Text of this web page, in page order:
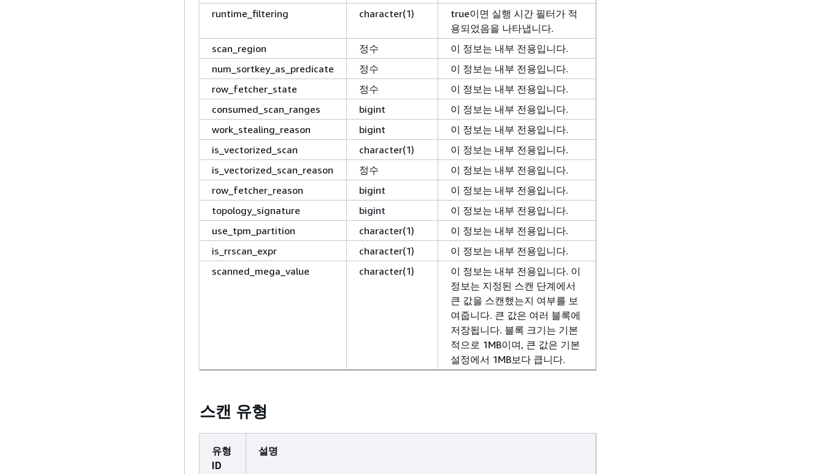
runtime_filtering
character(1)
true이면 실행 시간 필터가 적
용되었음을 나타냅니다.
scan_region
정수
이 정보는 내부 전용입니다.
num_sortkey_as_predicate
정수
이 정보는 내부 전용입니다.
row_fetcher_state
정수
이 정보는 내부 전용입니다.
consumed_scan_ranges
bigint
이 정보는 내부 전용입니다.
work_stealing_reason
bigint
이 정보는 내부 전용입니다.
is_vectorized_scan
character(1)
이 정보는 내부 전용입니다.
is_vectorized_scan_reason
정수
이 정보는 내부 전용입니다.
row_fetcher_reason
bigint
이 정보는 내부 전용입니다.
topology_signature
bigint
이 정보는 내부 전용입니다.
use_tpm_partition
character(1)
이 정보는 내부 전용입니다.
is_rrscan_expr
character(1)
이 정보는 내부 전용입니다.
scanned_mega_value
character(1)
이 정보는 내부 전용입니다. 이
정보는 지정된 스캔 단계에서
큰 값을 스캔했는지 여부를 보
여줍니다. 큰 값은 여러 블록에
저장됩니다. 블록 크기는 기본
적으로 1MB이며, 큰 값은 기본
설정에서 1MB보다 큽니다.
스캔 유형
유형
ID
설명